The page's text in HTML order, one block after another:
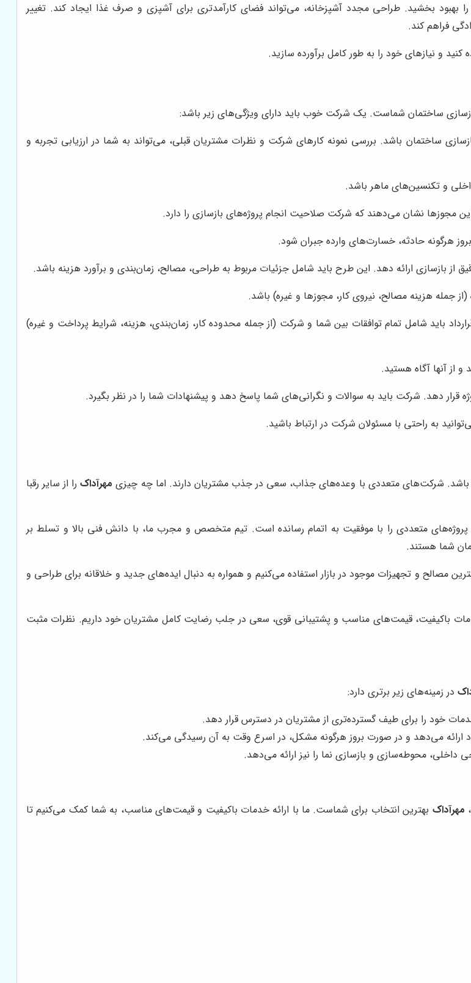
بهبود بخشید. طراحی مجدد آشپزخانه، می‌تواند فضای کارآمدتری برای آشپزی و صرف غذا ایجاد کند. تغییر
فراهم کند.
و نیازهای خود را به طور کامل برآورده سازید.
ساختمان شماست. یک شرکت خوب باید دارای ویژگی‌های زیر باشد:
ساختمان باشد. بررسی نمونه کارهای شرکت و نظرات مشتریان قبلی، می‌تواند به شما در ارزیابی تجربه و
و تکنسین‌های ماهر باشد.
مجوزها نشان می‌دهند که شرکت صلاحیت انجام پروژه‌های بازسازی را دارد.
هرگونه حادثه، خسارت‌های وارده جبران شود.
بازسازی ارائه دهد. این طرح باید شامل جزئیات مربوط به طراحی، مصالح، زمان‌بندی و برآورد هزینه باشد.
جمله هزینه مصالح، نیروی کار، مجوزها و غیره) باشد.
باید شامل تمام توافقات بین شما و شرکت (از جمله محدوده کار، زمان‌بندی، هزینه، شرایط پرداخت و غیره)
و از آنها آگاه هستید.
قرار دهد. شرکت باید به سوالات و نگرانی‌های شما پاسخ دهد و پیشنهادات شما را در نظر بگیرد.
به راحتی با مسئولان شرکت در ارتباط باشید.
باشد. شرکت‌های متعددی با وعده‌های جذاب، سعی در جذب مشتریان دارند. اما چه چیزی مهرآداکرا از سایر رقبا
متعددی را با موفقیت به اتمام رسانده است. تیم متخصص و مجرب ما، با دانش فنی بالا و تسلط بر
شما هستند.
مصالح و تجهیزات موجود در بازار استفاده می‌کنیم و همواره به دنبال ایده‌های جدید و خلاقانه برای طراحی و
باکیفیت، قیمت‌های مناسب و پشتیبانی قوی، سعی در جلب رضایت کامل مشتریان خود داریم. نظرات مثبت
در زمینه‌های زیر برتری دارد:
خود را برای طیف گسترده‌تری از مشتریان در دسترس قرار دهد.
ارائه می‌دهد و در صورت بروز هرگونه مشکل، در اسرع وقت به آن رسیدگی می‌کند.
داخلی، محوطه‌سازی و بازسازی نما را نیز ارائه می‌دهد.
مهرآداک بهترین انتخاب برای شماست. ما با ارائه خدمات باکیفیت و قیمت‌های مناسب، به شما کمک می‌کنیم تا